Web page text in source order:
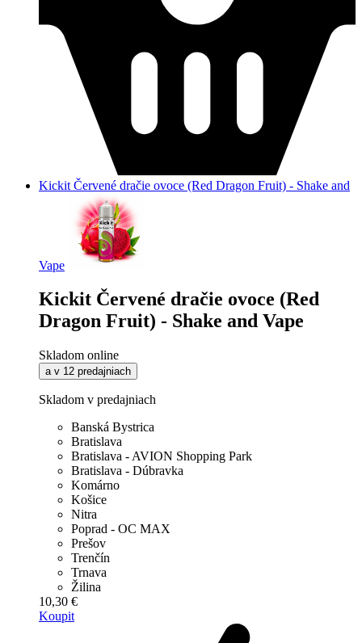
Kickit Červené dračie ovoce (Red Dragon Fruit) - Shake and
Vape
Kickit Červené dračie ovoce (Red
Dragon Fruit) - Shake and Vape
Skladom online
a v 12 predajniach
Skladom v predajniach
Banská Bystrica
Bratislava
Bratislava - AVION Shopping Park
Bratislava - Dúbravka
Komárno
Košice
Nitra
Poprad - OC MAX
Prešov
Trenčín
Trnava
Žilina
10,30 €
Koupit